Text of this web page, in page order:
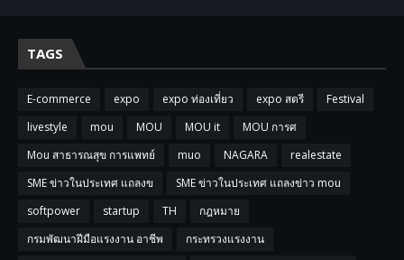
TAGS
E-commerce expo expo ท่องเที่ยว expo สตรี
Festival
livestyle
mou MOU MOU it
MOU การศ
Mou สาธารณสุข การแพทย์
muo NAGARA
realestate
SME ข่าวในประเทศ แถลงข
SME ข่าวในประเทศ แถลงข่าว mou
softpower
startup TH
กฎหมาย
กรมพัฒนาฝีมือแรงงาน อาชีพ
กระทรวงแรงงาน